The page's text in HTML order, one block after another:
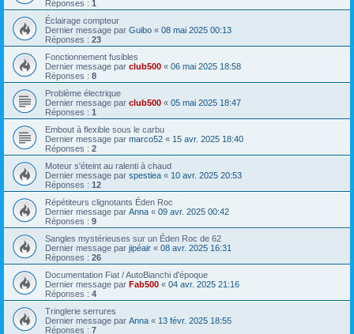
Réponses : 1
Éclairage compteur
Dernier message par Guibo « 08 mai 2025 00:13
Réponses : 23
Fonctionnement fusibles
Dernier message par club500 « 06 mai 2025 18:58
Réponses : 8
Problème électrique
Dernier message par club500 « 05 mai 2025 18:47
Réponses : 1
Embout à flexible sous le carbu
Dernier message par marco52 « 15 avr. 2025 18:40
Réponses : 2
Moteur s'éteint au ralenti à chaud
Dernier message par spestiea « 10 avr. 2025 20:53
Réponses : 12
Répétiteurs clignotants Éden Roc
Dernier message par Anna « 09 avr. 2025 00:42
Réponses : 9
Sangles mystérieuses sur un Éden Roc de 62
Dernier message par jipéair « 08 avr. 2025 16:31
Réponses : 26
Documentation Fiat / AutoBianchi d'époque
Dernier message par Fab500 « 04 avr. 2025 21:16
Réponses : 4
Tringlerie serrures
Dernier message par Anna « 13 févr. 2025 18:55
Réponses : 7